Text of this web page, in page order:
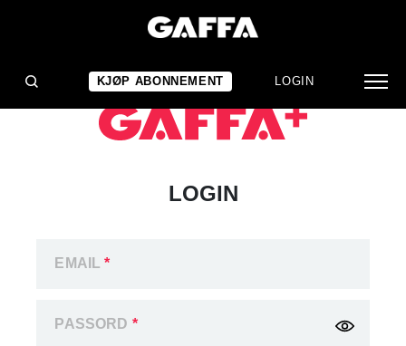
KJØP ABONNEMENT LOGIN
LOGIN
EMAIL*
PASSORD *